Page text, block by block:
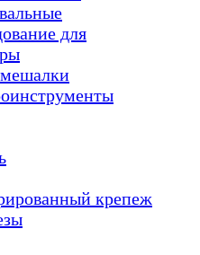
для
крепеж